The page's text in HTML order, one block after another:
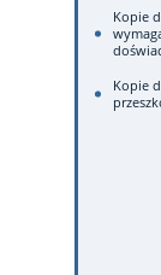
Kopie
Kopie